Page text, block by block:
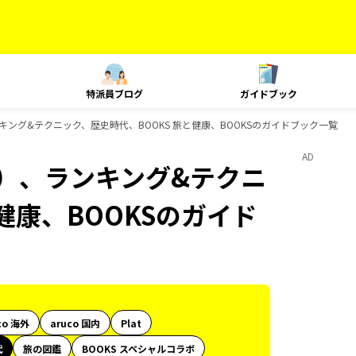
特派員ブログ ガイドブック
ング&テクニック、歴史時代、BOOKS 旅と健康、BOOKSのガイドブック一覧
、ランキング&テクニ
康、BOOKSのガイド
海外 aruco 国内
Plat
旅の図鑑 BOOKS スペシャルコラボ
AD